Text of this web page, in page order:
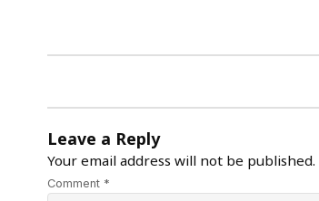
Leave a Reply
Your email address will not be published.
Comment *